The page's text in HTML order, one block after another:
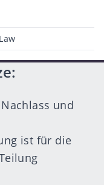
und
ist für die